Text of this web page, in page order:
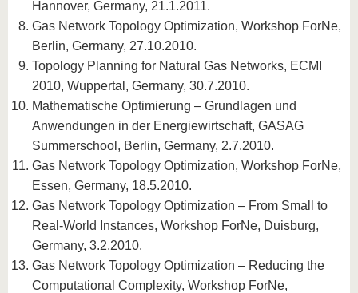
Hannover, Germany, 21.1.2011.
Gas Network Topology Optimization, Workshop ForNe,
Berlin, Germany, 27.10.2010.
Topology Planning for Natural Gas Networks, ECMI
2010, Wuppertal, Germany, 30.7.2010.
Mathematische Optimierung – Grundlagen und
Anwendungen in der Energiewirtschaft, GASAG
Summerschool, Berlin, Germany, 2.7.2010.
Gas Network Topology Optimization, Workshop ForNe,
Essen, Germany, 18.5.2010.
Gas Network Topology Optimization – From Small to
Real-World Instances, Workshop ForNe, Duisburg,
Germany, 3.2.2010.
Gas Network Topology Optimization – Reducing the
Computational Complexity, Workshop ForNe,